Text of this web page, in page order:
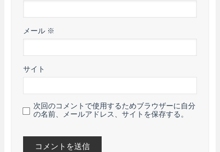
メール ※
サイト
次回のコメントで使用するためブラウザーに自分
の名前、メールアドレス、サイトを保存する。